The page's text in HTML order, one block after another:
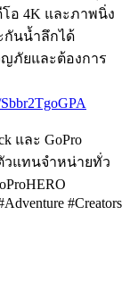
โอ 4K และภาพนิ่ง
กันน้ำลึกได้
ภัยและต้องการ
และ GoPro
วแทนจำหน่ายทั่ว
#Creators